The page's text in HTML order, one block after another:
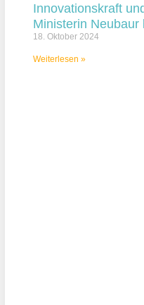
Innovationskraft
Ministerin Neubaur
18. Oktober 2024
Weiterlesen »